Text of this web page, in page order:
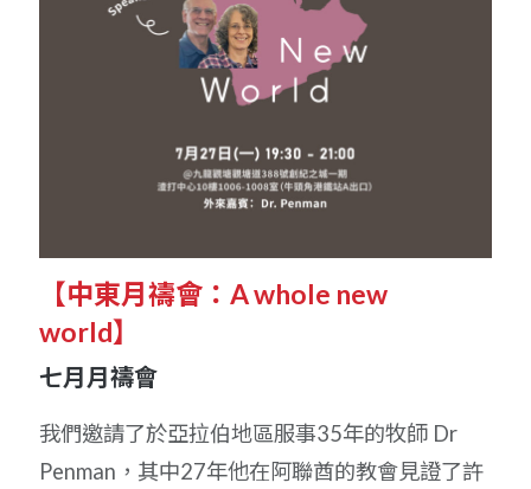
【中東月禱會：A whole new
world】
七月月禱會
我們邀請了於亞拉伯地區服事35年的牧師 Dr
Penman，其中27年他在阿聯酋的教會見證了許